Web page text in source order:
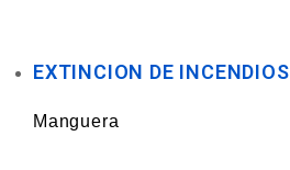
EXTINCION DE INCENDIOS
Manguera